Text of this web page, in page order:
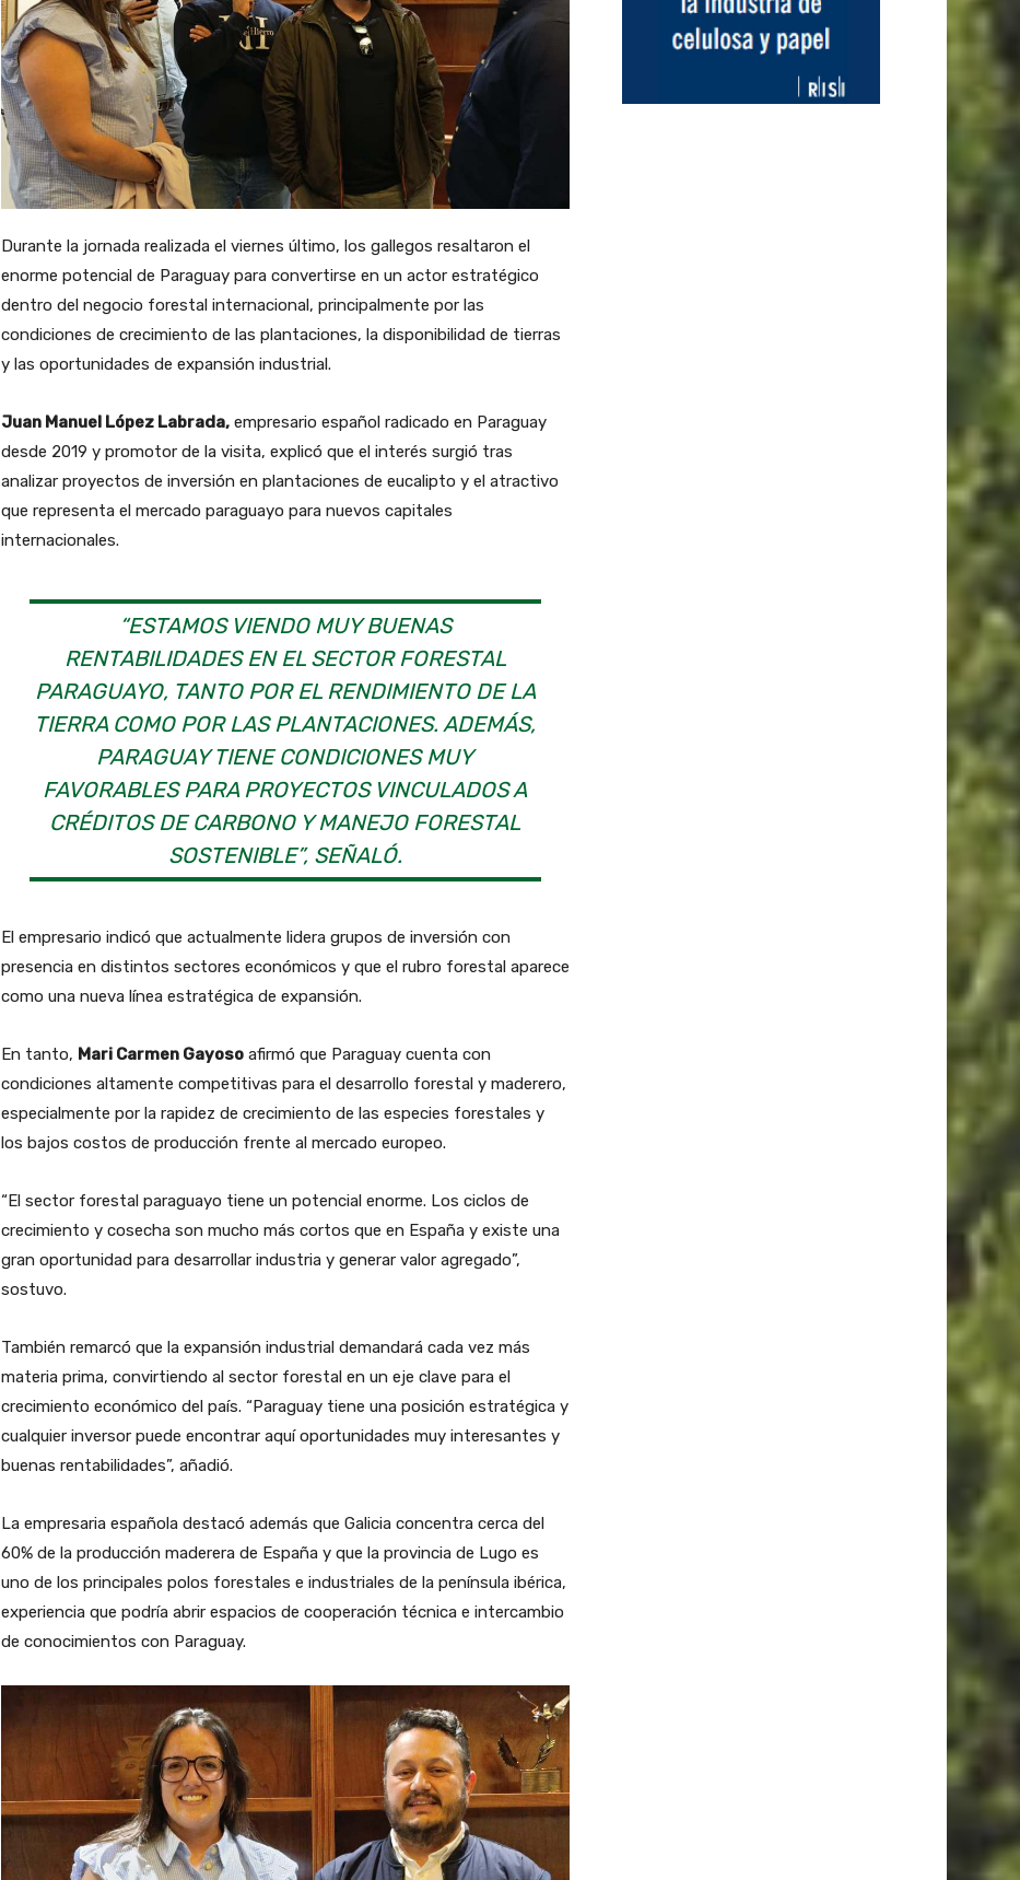
Durante la jornada realizada el viernes último, los gallegos resaltaron el
enorme potencial de Paraguay para convertirse en un actor estratégico
dentro del negocio forestal internacional, principalmente por las
condiciones de crecimiento de las plantaciones, la disponibilidad de tierras
y las oportunidades de expansión industrial.
Juan Manuel López Labrada,empresario español radicado en Paraguay
desde 2019 y promotor de la visita, explicó que el interés surgió tras
analizar proyectos de inversión en plantaciones de eucalipto y el atractivo
que representa el mercado paraguayo para nuevos capitales
internacionales.
“ESTAMOS VIENDO MUY BUENAS
RENTABILIDADES EN EL SECTOR FORESTAL
PARAGUAYO, TANTO POR EL RENDIMIENTO DE LA
TIERRA COMO POR LAS PLANTACIONES. ADEMÁS,
PARAGUAY TIENE CONDICIONES MUY
FAVORABLES PARA PROYECTOS VINCULADOS A
CRÉDITOS DE CARBONO Y MANEJO FORESTAL
SOSTENIBLE”, SEÑALÓ.
El empresario indicó que actualmente lidera grupos de inversión con
presencia en distintos sectores económicos y que el rubro forestal aparece
como una nueva línea estratégica de expansión.
En tanto, Mari Carmen Gayosoafirmó que Paraguay cuenta con
condiciones altamente competitivas para el desarrollo forestal y maderero,
especialmente por la rapidez de crecimiento de las especies forestales y
los bajos costos de producción frente al mercado europeo.
“El sector forestal paraguayo tiene un potencial enorme. Los ciclos de
crecimiento y cosecha son mucho más cortos que en España y existe una
gran oportunidad para desarrollar industria y generar valor agregado”,
sostuvo.
También remarcó que la expansión industrial demandará cada vez más
materia prima, convirtiendo al sector forestal en un eje clave para el
crecimiento económico del país. “Paraguay tiene una posición estratégica y
cualquier inversor puede encontrar aquí oportunidades muy interesantes y
buenas rentabilidades”, añadió.
La empresaria española destacó además que Galicia concentra cerca del
60% de la producción maderera de España y que la provincia de Lugo es
uno de los principales polos forestales e industriales de la península ibérica,
experiencia que podría abrir espacios de cooperación técnica e intercambio
de conocimientos con Paraguay.